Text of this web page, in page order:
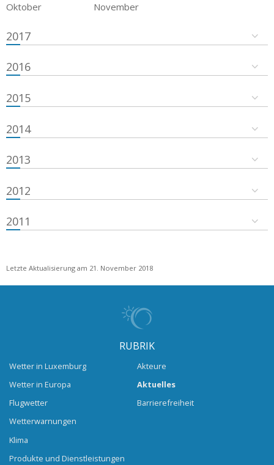
Oktober
November
2017
2016
2015
2014
2013
2012
2011
Letzte Aktualisierung am 21. November 2018
RUBRIK
Wetter in Luxemburg
Wetter in Europa
Flugwetter
Wetterwarnungen
Klima
Produkte und Dienstleistungen
Akteure
Aktuelles
Barrierefreiheit